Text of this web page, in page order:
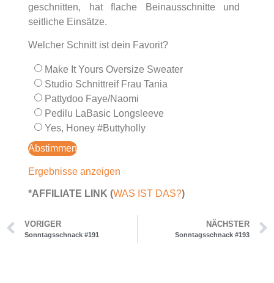
geschnitten, hat flache Beinausschnitte und
seitliche Einsätze.
Welcher Schnitt ist dein Favorit?
Make It Yours Oversize Sweater
Studio Schnittreif Frau Tania
Pattydoo Faye/Naomi
Pedilu LaBasic Longsleeve
Yes, Honey #Buttyholly
Ergebnisse anzeigen
*AFFILIATE LINK (WAS IST DAS?)
VORIGER
Sonntagsschnack #191
NÄCHSTER
Sonntagsschnack #193